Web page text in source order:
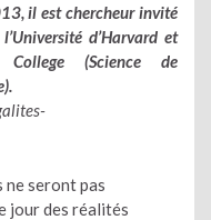
il est chercheur invité
d’Harvard et
(Science de
ne seront pas
jour des réalités